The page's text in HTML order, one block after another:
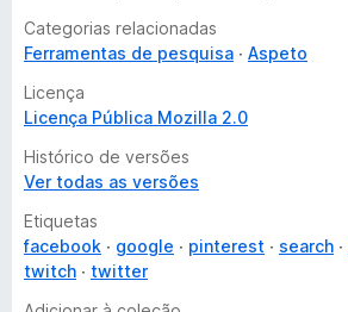
Categorias relacionadas
Ferramentas de pesquisa
Aspeto
Licença
Licença Pública Mozilla 2.0
Histórico de versões
Ver todas as versões
Etiquetas
facebook
google pinterest search
twitch
twitter